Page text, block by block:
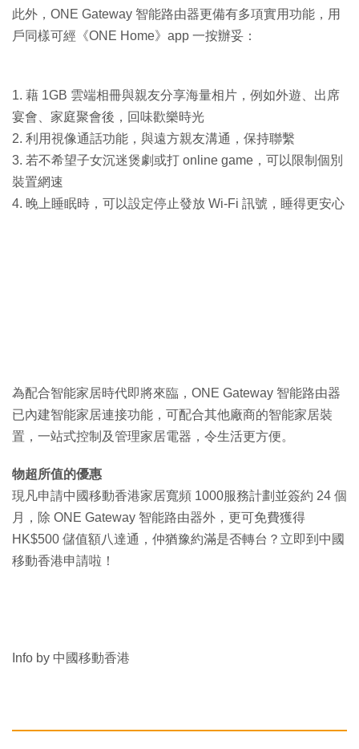
此外，ONE Gateway 智能路由器更備有多項實用功能，用
戶同樣可經《ONE Home》app 一按辦妥：
1. 藉 1GB 雲端相冊與親友分享海量相片，例如外遊、出席
宴會、家庭聚會後，回味歡樂時光
2. 利用視像通話功能，與遠方親友溝通，保持聯繫
3. 若不希望子女沉迷煲劇或打 online game，可以限制個別
裝置網速
4. 晚上睡眠時，可以設定停止發放 Wi-Fi 訊號，睡得更安心
為配合智能家居時代即將來臨，ONE Gateway 智能路由器
已內建智能家居連接功能，可配合其他廠商的智能家居裝
置，一站式控制及管理家居電器，令生活更方便。
物超所值的優惠
現凡申請中國移動香港家居寬頻 1000服務計劃並簽約 24 個
月，除 ONE Gateway 智能路由器外，更可免費獲得
HK$500 儲值額八達通，仲猶豫約滿是否轉台？立即到中國
移動香港申請啦！
Info by 中國移動香港